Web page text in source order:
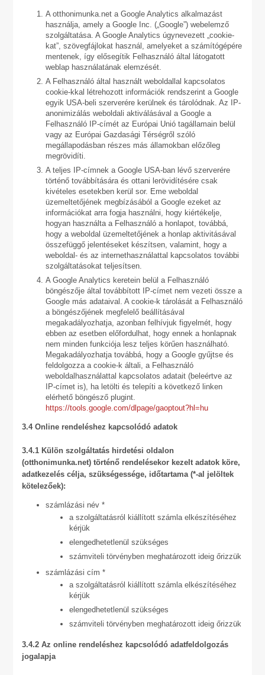
A otthonimunka.net a Google Analytics alkalmazást
használja, amely a Google Inc. („Google”) webelemző
szolgáltatása. A Google Analytics úgynevezett „cookie-
kat”, szövegfájlokat használ, amelyeket a számítógépére
mentenek, így elősegítik Felhasználó által látogatott
weblap használatának elemzését.
A Felhasználó által használt weboldallal kapcsolatos
cookie-kkal létrehozott információk rendszerint a Google
egyik USA-beli szerverére kerülnek és tárolódnak. Az IP-
anonimizálás weboldali aktiválásával a Google a
Felhasználó IP-címét az Európai Unió tagállamain belül
vagy az Európai Gazdasági Térségről szóló
megállapodásban részes más államokban előzőleg
megrövidíti.
A teljes IP-címnek a Google USA-ban lévő szerverére
történő továbbítására és ottani lerövidítésére csak
kivételes esetekben kerül sor. Eme weboldal
üzemeltetőjének megbízásából a Google ezeket az
információkat arra fogja használni, hogy kiértékelje,
hogyan használta a Felhasználó a honlapot, továbbá,
hogy a weboldal üzemeltetőjének a honlap aktivitásával
összefüggő jelentéseket készítsen, valamint, hogy a
weboldal- és az internethasználattal kapcsolatos további
szolgáltatásokat teljesítsen.
A Google Analytics keretein belül a Felhasználó
böngészője által továbbított IP-címet nem vezeti össze a
Google más adataival. A cookie-k tárolását a Felhasználó
a böngészőjének megfelelő beállításával
megakadályozhatja, azonban felhívjuk figyelmét, hogy
ebben az esetben előfordulhat, hogy ennek a honlapnak
nem minden funkciója lesz teljes körűen használható.
Megakadályozhatja továbbá, hogy a Google gyűjtse és
feldolgozza a cookie-k általi, a Felhasználó
weboldalhasználattal kapcsolatos adatait (beleértve az
IP-címet is), ha letölti és telepíti a következő linken
elérhető böngésző plugint.
https://tools.google.com/dlpage/gaoptout?hl=hu
3.4 Online rendeléshez kapcsolódó adatok
3.4.1 Külön szolgáltatás hirdetési oldalon
(otthonimunka.net) történő rendelésekor kezelt adatok köre,
adatkezelés célja, szükségessége, időtartama (*-al jelöltek
kötelezőek):
számlázási név *
a szolgáltatásról kiállított számla elkészítéséhez
kérjük
elengedhetetlenül szükséges
számviteli törvényben meghatározott ideig őrizzük
számlázási cím *
a szolgáltatásról kiállított számla elkészítéséhez
kérjük
elengedhetetlenül szükséges
számviteli törvényben meghatározott ideig őrizzük
3.4.2 Az online rendeléshez kapcsolódó adatfeldolgozás
jogalapja